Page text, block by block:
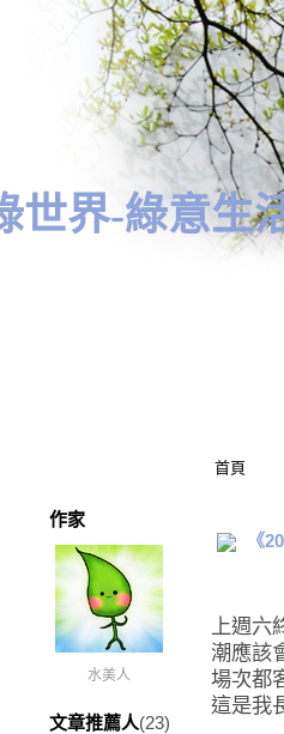
世界-綠意生
首頁
作家
水美人
文章推薦人(23)
《
上週六
潮應該
場次都
這是我